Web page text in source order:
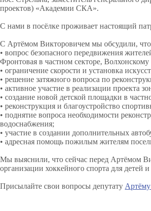
проектов) «Академии СКА».
С нами в посёлке проживает настоящий
С Артёмом Викторовичем мы обсудили, что
• вопрос безопасного передвижения
Фронтовая в частном секторе,
• ограничение скорости и установка
• решение затяжного вопроса по
• активное участие в реализации проекта
• создание новой детской площадки в
• реконструкция и благоустройство
• поднятие вопроса необходимости
водоснабжения;
• участие в создании дополнительных
• адресная помощь пожилым жителям
Мы выяснили, что сейчас перед Артёмом
организации хоккейного спорта для детей
Присылайте свои вопросы депутату